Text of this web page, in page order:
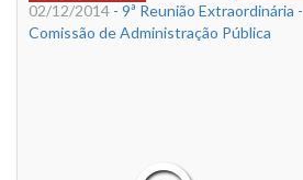
02/12/2014 - 9ª Reunião Extraordinária -
Comissão de Administração Pública